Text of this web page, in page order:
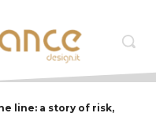
line: a story of risk,